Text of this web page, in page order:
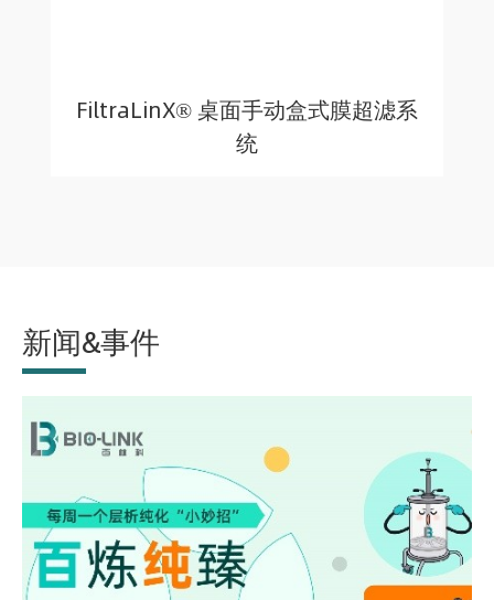
FiltraLinX® 桌面手动盒式膜超滤系
统
新闻&事件